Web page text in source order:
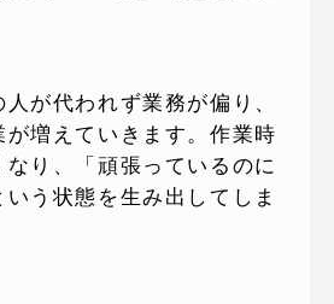
が代われず業務が偏り、
が増えていきます。作業時
なり、「頑張っているのに
う状態を生み出してしま